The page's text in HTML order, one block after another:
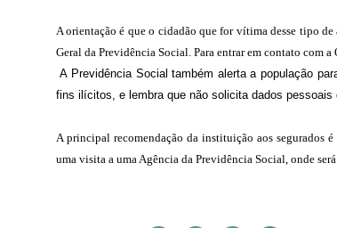
A orientação é que o cidadão que for vítima desse tipo
Geral da Previdência Social. Para entrar em contato com
A Previdência Social também alerta a população
fins ilícitos, e lembra que não solicita dados pessoais
A principal recomendação da instituição aos segurados
uma visita a uma Agência da Previdência Social, onde